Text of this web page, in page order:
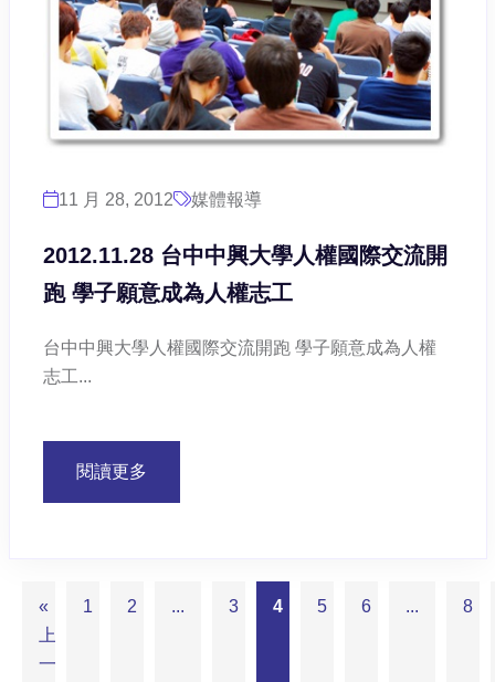
11 月 28, 2012 媒體報導
2012.11.28 台中中興大學人權國際交流開
跑 學子願意成為人權志工
台中中興大學人權國際交流開跑 學子願意成為人權
志工...
閱讀更多
«
上
一
1 2 ... 3 4 5 6 ... 8